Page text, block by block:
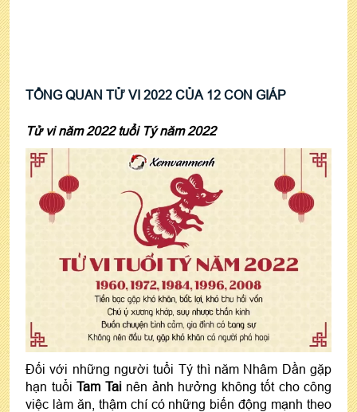
TỔNG QUAN TỬ VI 2022 CỦA 12 CON GIÁP
Tử vi năm 2022 tuổi Tý năm 2022
Đối với những người tuổi Tý thì năm Nhâm Dần gặp
hạn tuổi Tam Tai nên ảnh hưởng không tốt cho công
việc làm ăn, thậm chí có những biến động mạnh theo